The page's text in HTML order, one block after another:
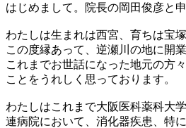
はじめまして。院長の岡田俊彦と申
わたしは生まれは西宮、育ちは宝塚
この度縁あって、逆瀬川の地に開
これまでお世話になった地元の方
ことをうれしく思っております。
わたしはこれまで大阪医科薬科大
連病院において、消化器疾患、特